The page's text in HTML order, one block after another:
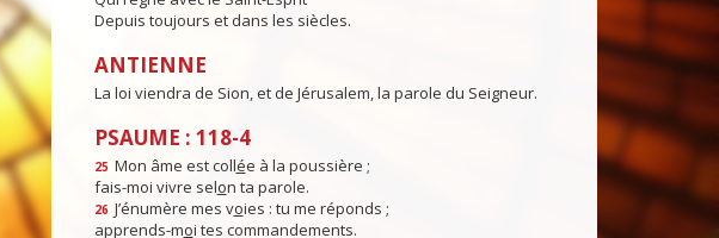
Depuis toujours et dans les siècles.
ANTIENNE
La loi viendra de Sion, et de Jérusalem, la parole du Seigneur.
PSAUME : 118-4
25 Mon âme est collée à la poussière ;
fais-moi vivre selon ta parole.
26 J’énumère mes voies : tu me réponds ;
apprends-moi tes commandements.